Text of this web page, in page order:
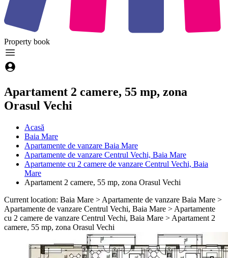
Property book
Apartament 2 camere, 55 mp, zona
Orasul Vechi
Acasă
Baia Mare
Apartamente de vanzare Baia Mare
Apartamente de vanzare Centrul Vechi, Baia Mare
Apartamente cu 2 camere de vanzare Centrul Vechi, Baia
Mare
Apartament 2 camere, 55 mp, zona Orasul Vechi
Current location: Baia Mare > Apartamente de vanzare Baia Mare >
Apartamente de vanzare Centrul Vechi, Baia Mare > Apartamente
cu 2 camere de vanzare Centrul Vechi, Baia Mare > Apartament 2
camere, 55 mp, zona Orasul Vechi